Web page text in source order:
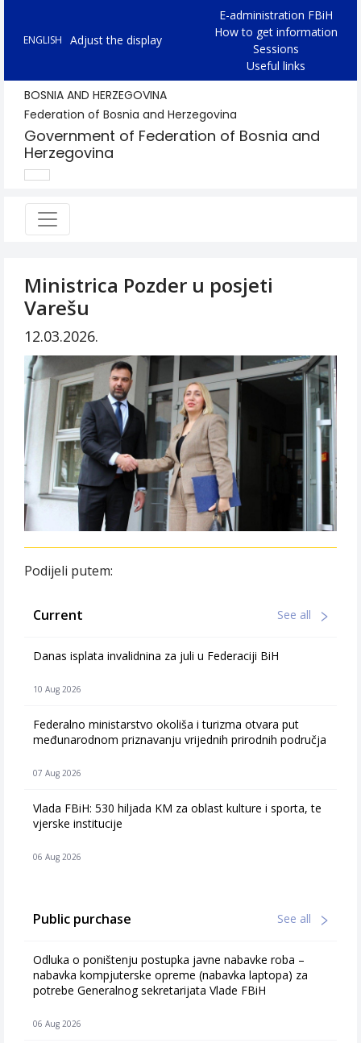
ENGLISH Adjust the display
E-administration FBiH
How to get information
Sessions
Useful links
BOSNIA AND HERZEGOVINA
Federation of Bosnia and Herzegovina
Government of Federation of Bosnia and
Herzegovina
Ministrica Pozder u posjeti
Varešu
12.03.2026.
Podijeli putem:
Current See all
Danas isplata invalidnina za juli u Federaciji BiH
10 Aug 2026
Federalno ministarstvo okoliša i turizma otvara put
međunarodnom priznavanju vrijednih prirodnih područja
07 Aug 2026
Vlada FBiH: 530 hiljada KM za oblast kulture i sporta, te
vjerske institucije
06 Aug 2026
Public purchase See all
Odluka o poništenju postupka javne nabavke roba –
nabavka kompjuterske opreme (nabavka laptopa) za
potrebe Generalnog sekretarijata Vlade FBiH
06 Aug 2026